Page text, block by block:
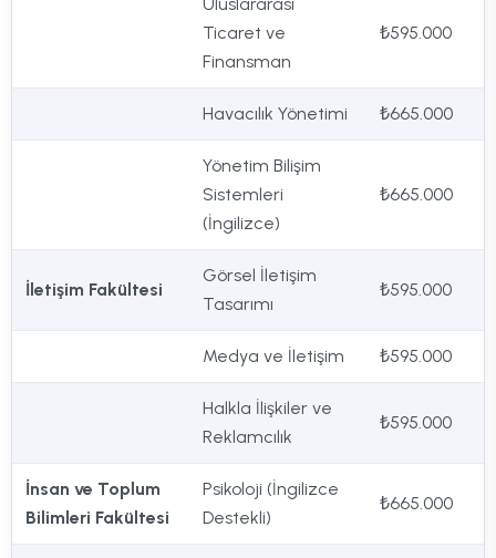
Ticaret ve
Finansman
₺595.000
Havacılık Yönetimi ₺665.000
Yönetim Bilişim
Sistemleri
(İngilizce)
₺665.000
İletişim Fakültesi
Görsel İletişim
Tasarımı
₺595.000
Medya ve İletişim ₺595.000
Halkla İlişkiler ve
Reklamcılık
₺595.000
İnsan ve Toplum
Bilimleri Fakültesi
Psikoloji (İngilizce
Destekli)
₺665.000